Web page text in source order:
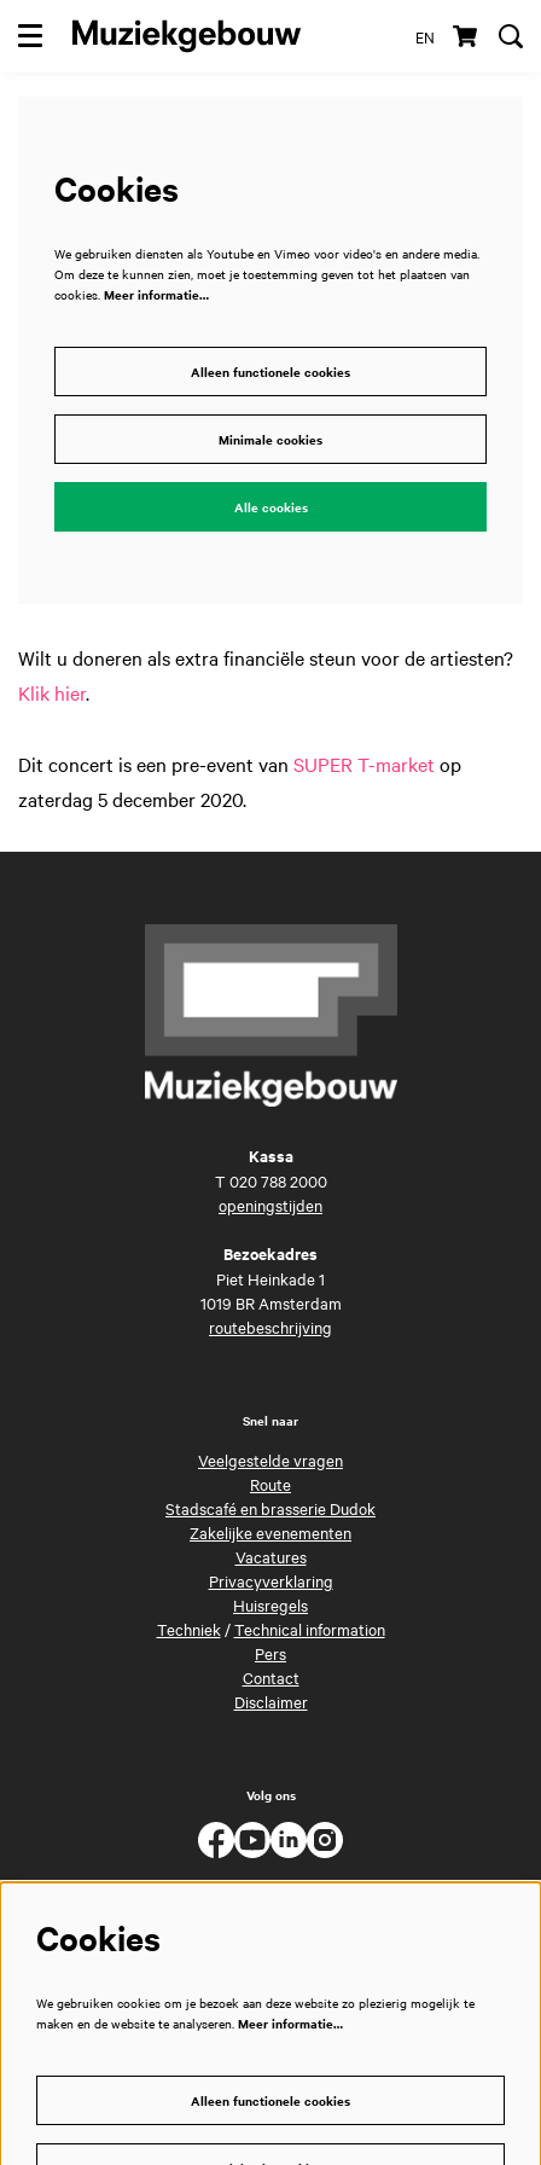
EN
Menu
Cookies
We gebruiken diensten als Youtube en Vimeo voor video's en andere media.
Om deze te kunnen zien, moet je toestemming geven tot het plaatsen van
cookies. Meer informatie…
Alleen functionele cookies
Minimale cookies
Alle cookies
Wilt u doneren als extra financiële steun voor de artiesten?
Klik hier.
Dit concert is een pre-event van SUPER T-market op
zaterdag 5 december 2020.
Kassa
T 020 788 2000
openingstijden
Bezoekadres
Piet Heinkade 1
1019 BR Amsterdam
routebeschrijving
Snel naar
Veelgestelde vragen
Route
Stadscafé en brasserie Dudok
Zakelijke evenementen
Vacatures
Privacyverklaring
Huisregels
Techniek/Technical information
Pers
Contact
Disclaimer
Volg ons
Cookies
We gebruiken cookies om je bezoek aan deze website zo plezierig mogelijk te
maken en de website te analyseren. Meer informatie…
Alleen functionele cookies